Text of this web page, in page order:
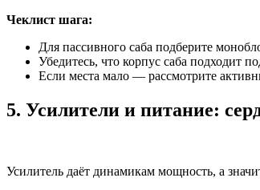
Чеклист шага:
Для пассивного саба подберите
Убедитесь, что корпус саба подходит
Если места мало — рассмотрите
5. Усилители и питание:
Усилитель даёт динамикам мощность, а